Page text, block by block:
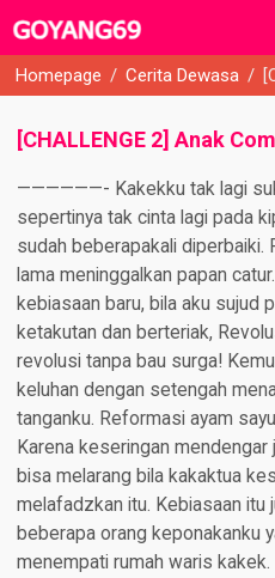
Homepage / Cerita Dewasa /
[CHALLENGE 2] Anak
——————- Kakekku tak lagi
sepertinya tak cinta lagi pada
sudah beberapakali diperbaiki.
lama meninggalkan papan
kebiasaan baru, bila aku sujud
ketakutan dan berteriak,
revolusi tanpa bau surga!
keluhan dengan setengah
tanganku. Reformasi ayam
Karena keseringan
bisa melarang bila kakaktua
melafadzkan itu. Kebiasaan itu
beberapa orang keponakanku
menempati rumah waris kakek.